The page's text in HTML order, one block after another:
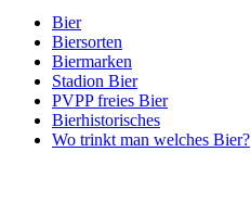
Bier
Biersorten
Biermarken
Stadion Bier
PVPP freies Bier
Bierhistorisches
Wo trinkt man welches Bier?